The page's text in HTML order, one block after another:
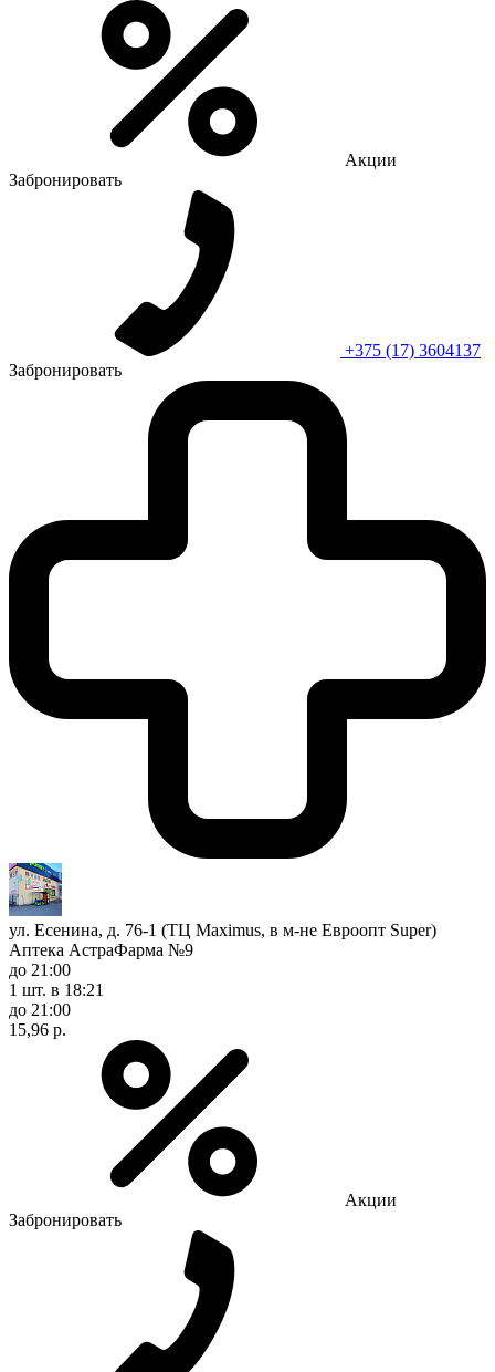
Акции
Забронировать
+375 (17) 3604137
Забронировать
ул. Есенина, д. 76-1 (ТЦ Maximus, в м-не Евроопт Super)
Аптека АстраФарма №9
до 21:00
1 шт. в 18:21
до 21:00
15,96 р.
Акции
Забронировать